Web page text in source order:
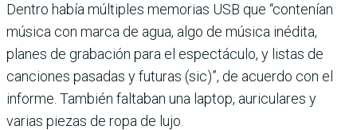
Dentro había múltiples memorias USB que “contenían
música con marca de agua, algo de música inédita,
planes de grabación para el espectáculo, y listas de
canciones pasadas y futuras (sic)”, de acuerdo con el
informe. También faltaban una laptop, auriculares y
varias piezas de ropa de lujo.